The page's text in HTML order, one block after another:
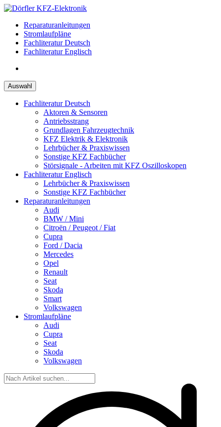
Zum
springenReparaturanleitungen
Stromlaufpläne
Fachliteratur Deutsch
Fachliteratur Englisch
Auswahl
Fachliteratur Deutsch
Aktoren & Sensoren
Antriebsstrang
Grundlagen Fahrzeugtechnik
KFZ Elektrik & Elektronik
Lehrbücher & Praxiswissen
Sonstige KFZ Fachbücher
Störsignale - Arbeiten mit KFZ Oszilloskopen
Fachliteratur Englisch
Lehrbücher & Praxiswissen
Sonstige KFZ Fachbücher
Reparaturanleitungen
Audi
BMW / Mini
Citroën / Peugeot / Fiat
Cupra
Ford / Dacia
Mercedes
Opel
Renault
Seat
Skoda
Smart
Volkswagen
Stromlaufpläne
Audi
Cupra
Seat
Skoda
Volkswagen